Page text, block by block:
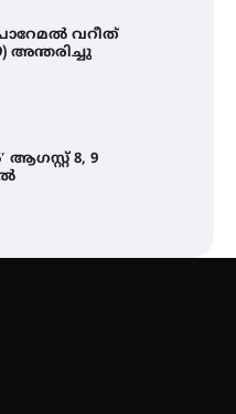
ആഗസ്റ്റ് 8, 9
കാറ്റിനും
4.4